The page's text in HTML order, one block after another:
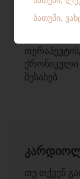
თქვენ
ქრონიკული
შესახებ.
თუ თქვენ